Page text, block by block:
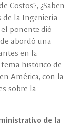
Costos?, ¿Saben
de la Ingeniería
ponente dió
abordó una
en la
histórico de
América, con la
sobre la
de la